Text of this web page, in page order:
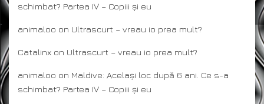
schimbat? Partea IV – Copiii și eu
animaloo on Ultrascurt – vreau io prea mult?
Catalinx on Ultrascurt – vreau io prea mult?
animaloo on Maldive: Același loc după 6 ani. Ce s-a
schimbat? Partea IV – Copiii și eu